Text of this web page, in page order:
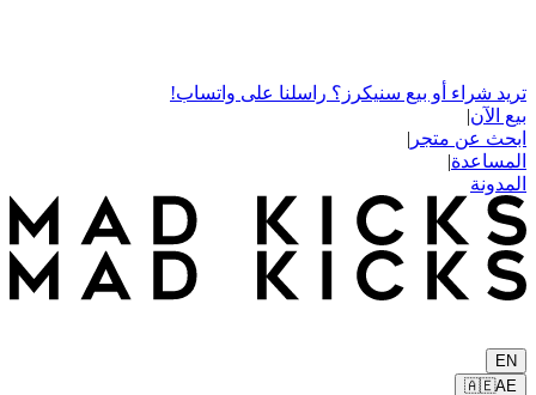
تريد شراء أو بيع سنيكرز؟ راسلنا على واتساب!
بيع الآن|
ابحث عن متجر |
المساعدة|
المدونة
EN
🇦🇪AE